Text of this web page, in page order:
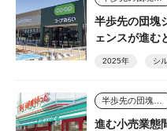
半歩先の団塊
ェンスが進む
2025年 シ
進む小売業態